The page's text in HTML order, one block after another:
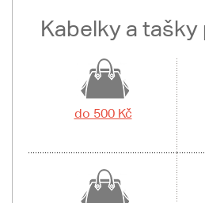
Kabelky a
do 500 Kč